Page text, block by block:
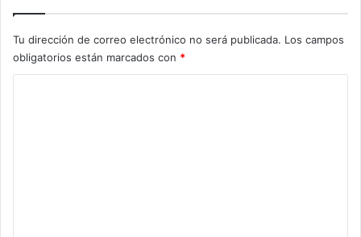
Tu dirección de correo electrónico no será publicada. Los campos
obligatorios están marcados con *